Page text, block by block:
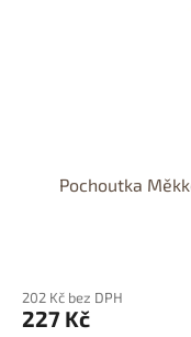
Pochoutka
202 Kč bez DPH
227 Kč